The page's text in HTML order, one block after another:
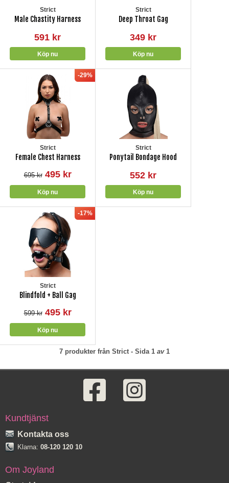
591 kr
Strict
Male Chastity Harness
349 kr
Strict
Deep Throat Gag
-29%
695 kr 495 kr
Strict
Female Chest Harness
552 kr
Strict
Ponytail Bondage Hood
-17%
599 kr 495 kr
Strict
Blindfold + Ball Gag
7 produkter från Strict- Sida 1 av 1
Kundtjänst
Kontakta oss
Klarna: 08-120 120 10
Om Joyland